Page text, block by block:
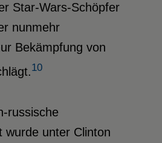
Star-Wars-Schöpfer
nunmehr
Bekämpfung von
10
russische
wurde unter Clinton